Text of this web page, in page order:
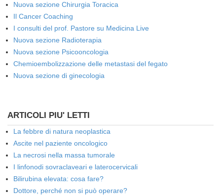
Nuova sezione Chirurgia Toracica
Il Cancer Coaching
I consulti del prof. Pastore su Medicina Live
Nuova sezione Radioterapia
Nuova sezione Psicooncologia
Chemioembolizzazione delle metastasi del fegato
Nuova sezione di ginecologia
ARTICOLI PIU' LETTI
La febbre di natura neoplastica
Ascite nel paziente oncologico
La necrosi nella massa tumorale
I linfonodi sovraclaveari e laterocervicali
Bilirubina elevata: cosa fare?
Dottore, perché non si può operare?